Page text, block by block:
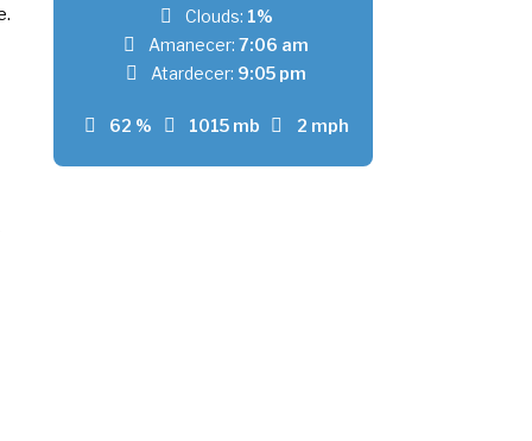
62 % 1015 mb 2 mph
Clouds: 1%
Amanecer: 7:06 am
Atardecer: 9:05 pm